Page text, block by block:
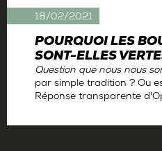
POURQUOI LES
SONT-ELLES
Question que nous nous
par simple tradition ? Ou
Réponse transparente
18/02/2021